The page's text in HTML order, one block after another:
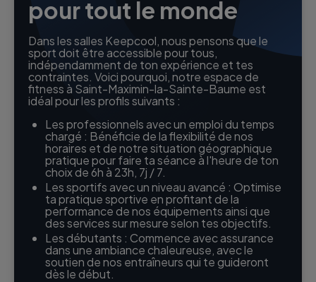
pour tout le monde
Dans les salles Keepcool, nous pensons que le
sport doit être accessible pour tous,
indépendamment de ton expérience et tes
contraintes. Voici pourquoi, notre espace de
fitness à Saint-Maximin-la-Sainte-Baume est
idéal pour les profils suivants :
Les professionnels avec un emploi du temps
chargé : Bénéficie de la flexibilité de nos
horaires et de notre situation géographique
pratique pour faire ta séance à l'heure de ton
choix de 6h à 23h, 7j / 7.
Les sportifs avec un niveau avancé : Optimise
ta pratique sportive en profitant de la
performance de nos équipements ainsi que
des services sur mesure selon tes objectifs.
Les débutants : Commence avec assurance
dans une ambiance chaleureuse, avec le
soutien de nos entraîneurs qui te guideront
dès le début.